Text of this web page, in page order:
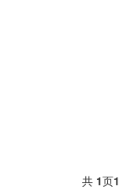
共 1页1